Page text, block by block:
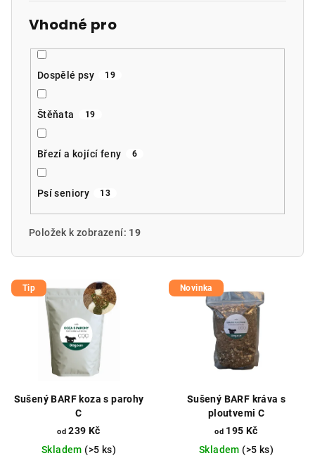
Vhodné pro
Dospělé psy 19
Štěňata 19
Březí a kojící feny 6
Psí seniory 13
Položek k zobrazení: 19
V
ý Tip
Sušený BARF koza s parohy
C
od 239 Kč
Skladem (>5 ks)
Novinka
Sušený BARF kráva s
ploutvemi C
od 195 Kč
Skladem (>5 ks)